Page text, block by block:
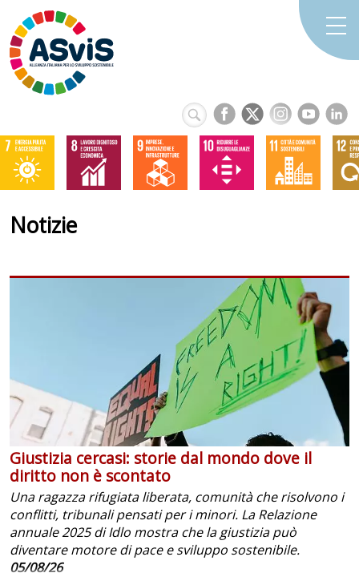
Notizie
Giustizia cercasi: storie dal mondo dove il
diritto non è scontato
Una ragazza rifugiata liberata, comunità che risolvono i
conflitti, tribunali pensati per i minori. La Relazione
annuale 2025 di Idlo mostra che la giustizia può
diventare motore di pace e sviluppo sostenibile.
05/08/26